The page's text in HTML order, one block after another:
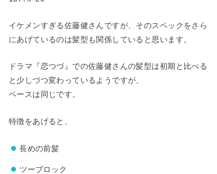
イケメンすぎる佐藤健さんですが、そのスペックをさら
にあげているのは髪型も関係していると思います。
ドラマ『恋つづ』での佐藤健さんの髪型は初期と比べる
と少しづつ変わっているようですが、
ベースは同じです。
特徴をあげると、
長めの前髪
ツーブロック